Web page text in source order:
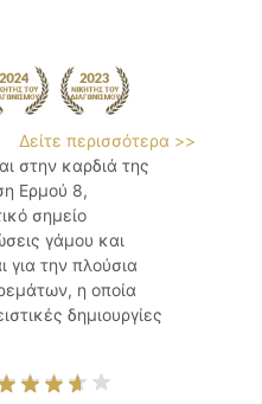
Δείτε περισσότερα >>
στην καρδιά της
Ερμού 8,
σημείο
γάμου και
για την πλούσια
η οποία
δημιουργίες